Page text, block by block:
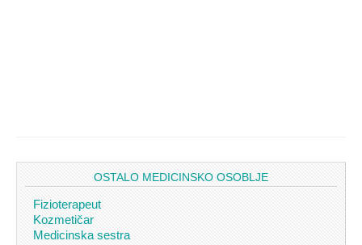
OSTALO MEDICINSKO OSOBLJE
Fizioterapeut
Kozmetičar
Medicinska sestra